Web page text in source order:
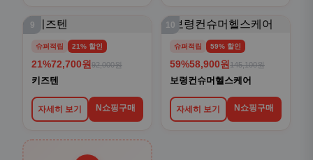
9
슈퍼적립 21% 할인
21%72,700원 92,000원
키즈텐
자세히 보기 N쇼핑구매
10
슈퍼적립 59% 할인
59%58,900원 145,100원
보령컨슈머헬스케어
자세히 보기 N쇼핑구매